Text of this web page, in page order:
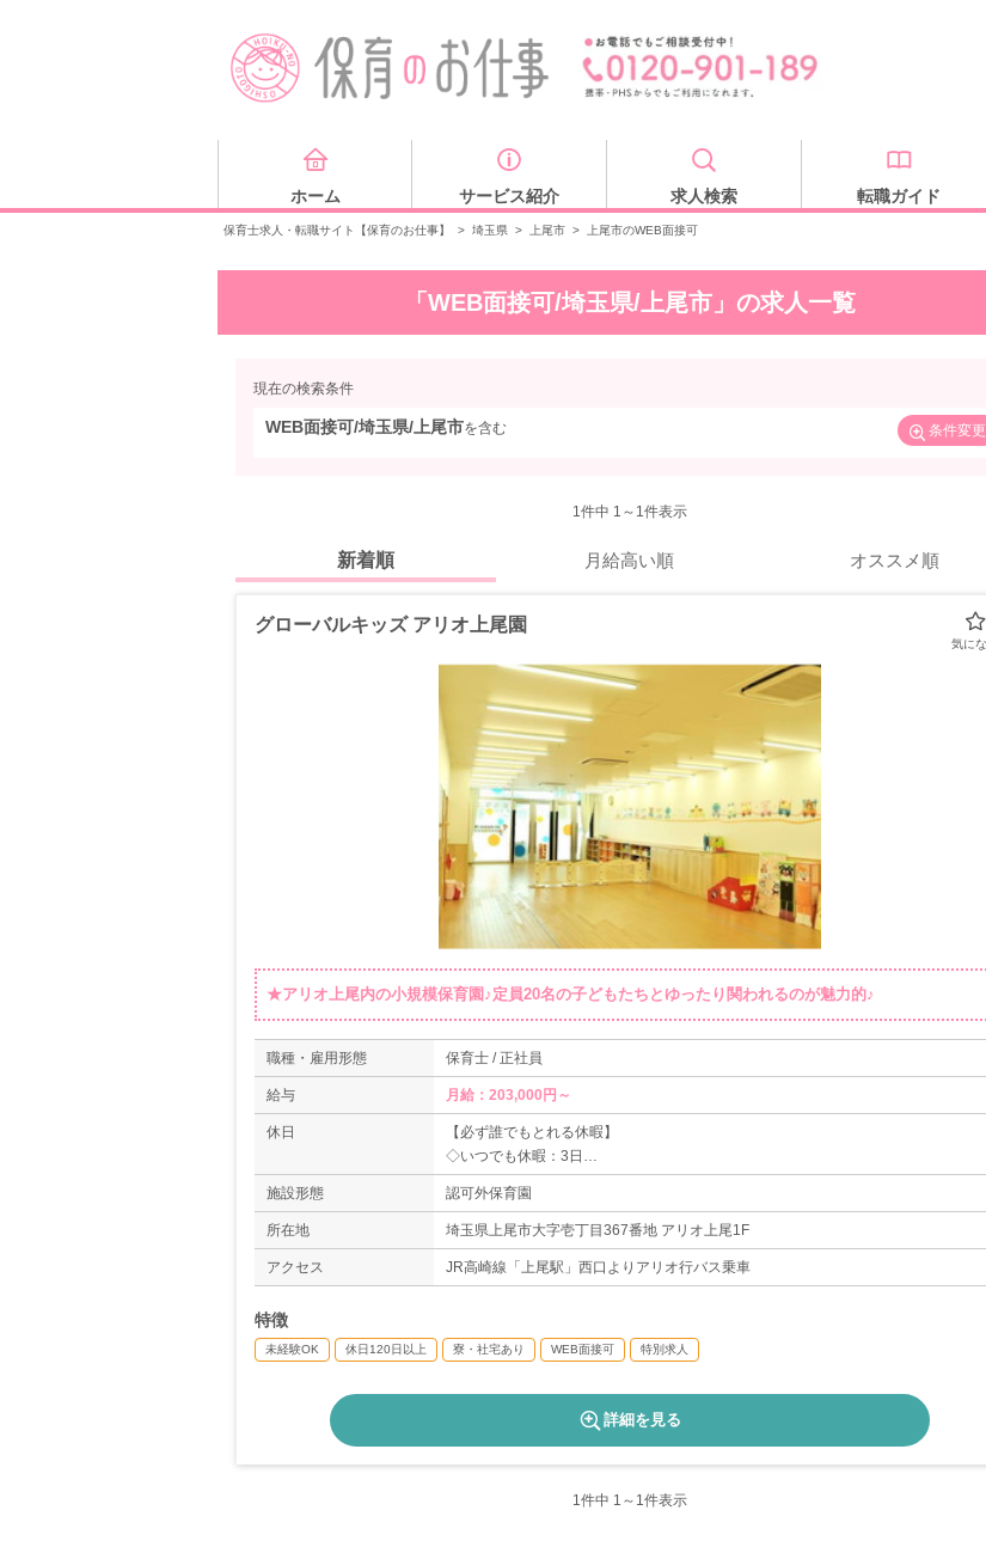
ホーム サービス紹介 求人検索 転職ガイド
保育士求人・転職サイト【保育のお仕事】 > 埼玉県 > 上尾市 > 上尾市のWEB面接可
「WEB面接可/埼玉県/上尾市」の求人一覧
現在の検索条件
WEB面接可/埼玉県/上尾市を含む 条件変更
1件中 1～1件表示
新着順 月給高い順 オススメ順
グローバルキッズ アリオ上尾園
★アリオ上尾内の小規模保育園♪定員20名の子どもたちとゆったり関われるのが魅力的♪
職種・雇用形態 保育士 / 正社員
給与
休日
【必ず誰でもとれる休暇】
◇いつでも休暇：3日
◇アニバーサリー休暇：1日
◇年次有給休暇：10日
＊年間休日（公休）：126日
【対象者がとれる休暇】
◇結婚休暇：5日
◇慶弔休暇
施設形態 認可外保育園
所在地 埼玉県上尾市大字壱丁目367番地 アリオ上尾1F
アクセス JR高崎線「上尾駅」西口よりアリオ行バス乗車
特徴
未経験OK 休日120日以上 寮・社宅あり WEB面接可 特別求人
詳細を見る
1件中 1～1件表示